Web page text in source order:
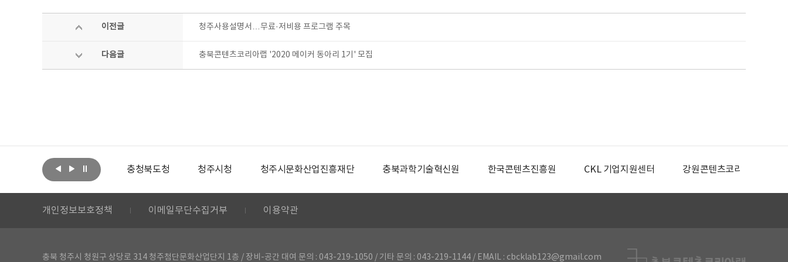
이전글 청주사용설명서…무료·저비용 프로그램 주목
다음글 충북콘텐츠코리아랩 '2020 메이커 동아리 1기' 모집
문화체육관광부 충청북도청 청주시청 청주시문화산업진흥재단 충북과학기술혁신원 한국콘텐츠진흥원 CKL 기업지원센터 강원콘텐츠코리아랩
개인정보보호정책 이메일무단수집거부 이용약관
충북 청주시 청원구 상당로 314 청주첨단문화산업단지 1층 / 장비-공간 대여 문의 : 043-219-1050 / 기타 문의 : 043-219-1144 / EMAIL : cbcklab123@gmail.com